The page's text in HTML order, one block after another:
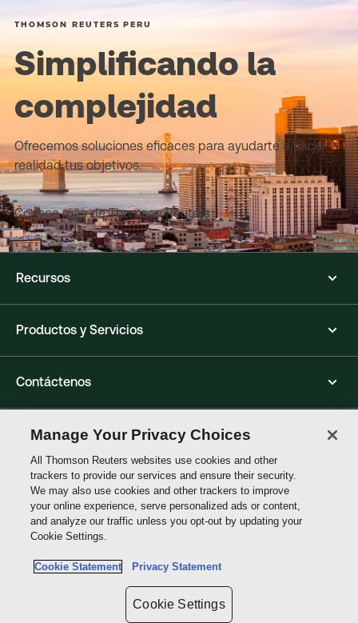
THOMSON REUTERS PERU
Simplificando la
complejidad
Ofrecemos soluciones eficaces para ayudarte a hacer
realidad tus objetivos.
Conoce más de Thomson Reuters
Recursos
Productos y Servicios
Contáctenos
Síganos
Thomson
Reuters
Site links
No compartas mis datos personales y limita el uso de datos
Manage Your Privacy Choices
All Thomson Reuters websites use cookies and other
trackers to provide our services and ensure their security.
We may also use cookies and other trackers to improve
your online experience, serve personalized ads or content,
and analyze our traffic unless you opt-out by updating your
Cookie Settings.
Cookie Statement Privacy Statement
Cookie Settings